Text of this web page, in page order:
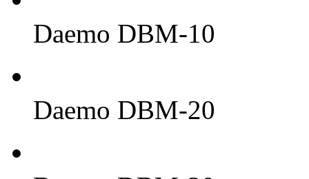
Daemo DBM-10
Daemo DBM-20